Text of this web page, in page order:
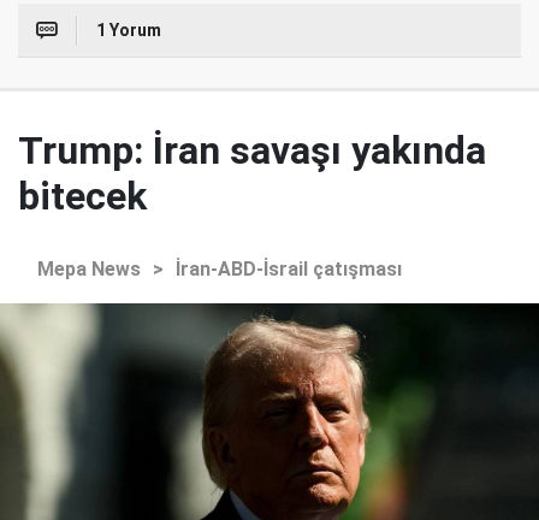
1 Yorum
Trump: İran savaşı yakında
bitecek
Mepa News > İran-ABD-İsrail çatışması